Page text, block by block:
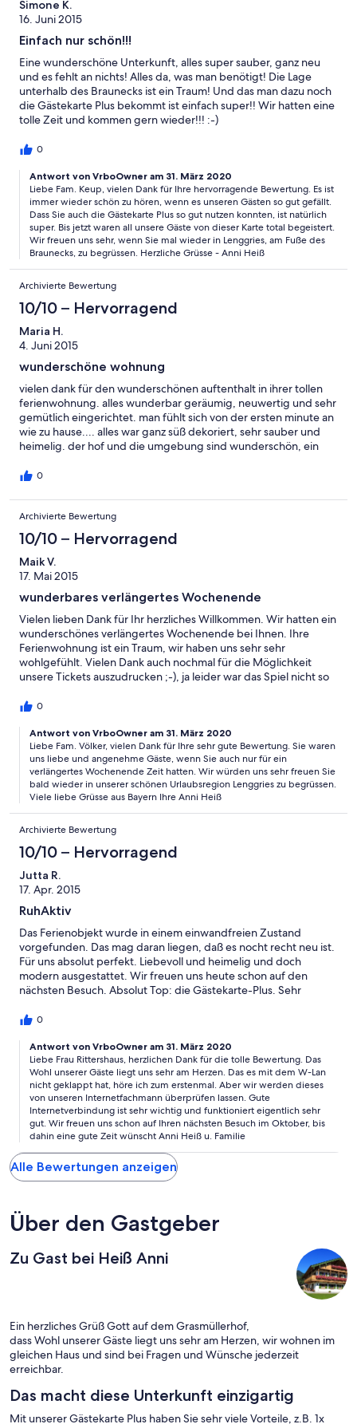
Simone K.
16. Juni 2015
Einfach nur schön!!!
Eine wunderschöne Unterkunft, alles super sauber, ganz neu
und es fehlt an nichts! Alles da, was man benötigt! Die Lage
unterhalb des Braunecks ist ein Traum! Und das man dazu noch
die Gästekarte Plus bekommt ist einfach super!! Wir hatten eine
tolle Zeit und kommen gern wieder!!! :-)
0
Antwort von VrboOwner am 31. März 2020
Liebe Fam. Keup, vielen Dank für Ihre hervorragende Bewertung. Es ist
immer wieder schön zu hören, wenn es unseren Gästen so gut gefällt.
Dass Sie auch die Gästekarte Plus so gut nutzen konnten, ist natürlich
super. Bis jetzt waren all unsere Gäste von dieser Karte total begeistert.
Wir freuen uns sehr, wenn Sie mal wieder in Lenggries, am Fuße des
Braunecks, zu begrüssen. Herzliche Grüsse - Anni Heiß
Archivierte Bewertung
10/10 – Hervorragend
Maria H.
4. Juni 2015
wunderschöne wohnung
vielen dank für den wunderschönen auftenthalt in ihrer tollen
ferienwohnung. alles wunderbar geräumig, neuwertig und sehr
gemütlich eingerichtet. man fühlt sich von der ersten minute an
wie zu hause.... alles war ganz süß dekoriert, sehr sauber und
heimelig. der hof und die umgebung sind wunderschön, ein
gästekarte plus, die teil des aufenthalts ist! wir sind sehr herzlich
angenehm. wir möchten auf jeden fall wieder dort ein paar tage
urlaub machen!!!! viele grüße
0
Archivierte Bewertung
10/10 – Hervorragend
Maik V.
17. Mai 2015
wunderbares verlängertes Wochenende
Vielen lieben Dank für Ihr herzliches Willkommen. Wir hatten ein
wunderschönes verlängertes Wochenende bei Ihnen. Ihre
Ferienwohnung ist ein Traum, wir haben uns sehr sehr
wohlgefühlt. Vielen Dank auch nochmal für die Möglichkeit
unsere Tickets auszudrucken ;-), ja leider war das Spiel nicht so
Meine Omi fand es auch sehr sehr schön bei Ihnen. Wir werden
werde Sie auch zu 100% weiterempfehlen. Vielen Dank und
eine schöne Zeit bis dahin.
0
Antwort von VrboOwner am 31. März 2020
Liebe Fam. Völker, vielen Dank für Ihre sehr gute Bewertung. Sie waren
uns liebe und angenehme Gäste, wenn Sie auch nur für ein
verlängertes Wochenende Zeit hatten. Wir würden uns sehr freuen Sie
bald wieder in unserer schönen Urlaubsregion Lenggries zu begrüssen.
Viele liebe Grüsse aus Bayern Ihre Anni Heiß
Archivierte Bewertung
10/10 – Hervorragend
Jutta R.
17. Apr. 2015
RuhAktiv
Das Ferienobjekt wurde in einem einwandfreien Zustand
vorgefunden. Das mag daran liegen, daß es nocht recht neu ist.
Für uns absolut perfekt. Liebevoll und heimelig und doch
modern ausgestattet. Wir freuen uns heute schon auf den
nächsten Besuch. Absolut Top: die Gästekarte-Plus. Sehr
langsam. Kann man sich sparen. Oder man überlegt eine
kann man überall gut. Alles in allem: Eine gelungene Auszeit
vom Alltag. Ruhe und Aktivurlaub für alle.
0
Antwort von VrboOwner am 31. März 2020
Liebe Frau Rittershaus, herzlichen Dank für die tolle Bewertung. Das
Wohl unserer Gäste liegt uns sehr am Herzen. Das es mit dem W-Lan
nicht geklappt hat, höre ich zum erstenmal. Aber wir werden dieses
von unseren Internetfachmann überprüfen lassen. Gute
Internetverbindung ist sehr wichtig und funktioniert eigentlich sehr
gut. Wir freuen uns schon auf Ihren nächsten Besuch im Oktober, bis
dahin eine gute Zeit wünscht Anni Heiß u. Familie
Alle Bewertungen anzeigen
Über den Gastgeber
Zu Gast bei Heiß Anni
Ein herzliches Grüß Gott auf dem Grasmüllerhof,
dass Wohl unserer Gäste liegt uns sehr am Herzen, wir wohnen im
gleichen Haus und sind bei Fragen und Wünsche jederzeit
erreichbar.
Das macht diese Unterkunft einzigartig
Mit unserer Gästekarte Plus haben Sie sehr viele Vorteile, z.B. 1x